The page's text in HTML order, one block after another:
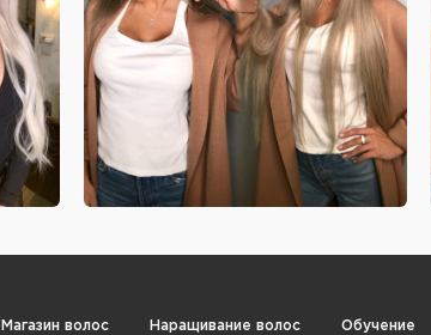
Магазин волос Наращивание волос Обучение